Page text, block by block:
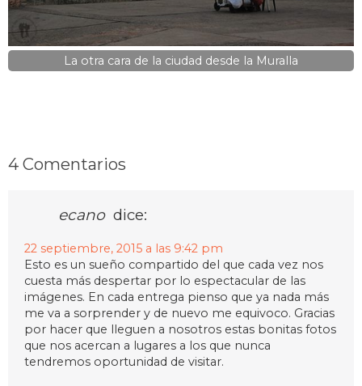
La otra cara de la ciudad desde la Muralla
4 Comentarios
ecano dice:
22 septiembre, 2015 a las 9:42 pm
Esto es un sueño compartido del que cada vez nos
cuesta más despertar por lo espectacular de las
imágenes. En cada entrega pienso que ya nada más
me va a sorprender y de nuevo me equivoco. Gracias
por hacer que lleguen a nosotros estas bonitas fotos
que nos acercan a lugares a los que nunca
tendremos oportunidad de visitar.